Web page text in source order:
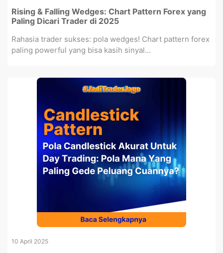
Rising & Falling Wedges: Chart Pattern Forex yang
Paling Dicari Trader di 2025
Rahasia trader sukses: pola wedges! Chart pattern forex
paling powerful yang bisa kasih sinyal...
10 April 2025